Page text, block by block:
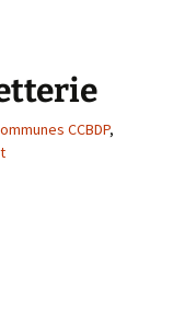
CCBDP,